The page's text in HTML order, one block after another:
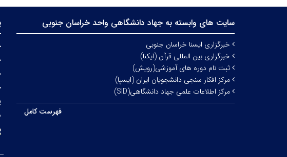
سایت های وابسته به جهاد دانشگاهی واحد خراسان جنوبی
خبرگزاری ایسنا خراسان جنوبی
خبرگزاری بین المللی قرآن (ایکنا)
ثبت نام دوره های آموزشی(رویش)
مرکز افکار سنجی دانشجویان ایران (ایسپا)
مرکز اطلاعات علمی جهاد دانشگاهی(SID)
فهرست کامل